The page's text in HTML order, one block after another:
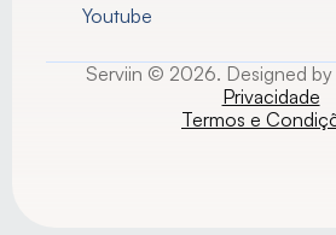
Youtube
Serviin © 2026. Designed by
Privacidade
Termos e